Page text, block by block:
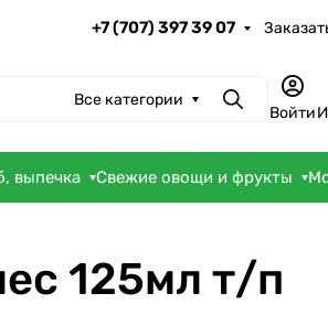
+7 (707) 397 39 07
Все категории ПоискВойти
выпечка Свежие овощи и фрукты
125мл т/п